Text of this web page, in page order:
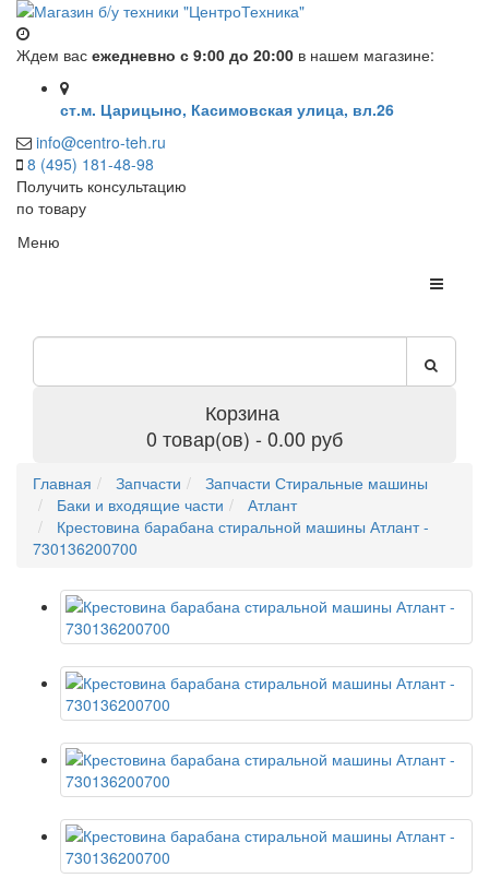
Ждем вас ежедневно с 9:00 до 20:00 в нашем магазине:
ст.м. Царицыно, Касимовская улица, вл.26
info@centro-teh.ru
8 (495) 181-48-98
Получить консультацию
по товару
Меню
Корзина
0 товар(ов) - 0.00 руб
Главная Запчасти
Запчасти Стиральные машины
Баки и входящие части
Атлант
Крестовина барабана стиральной машины Атлант -
730136200700